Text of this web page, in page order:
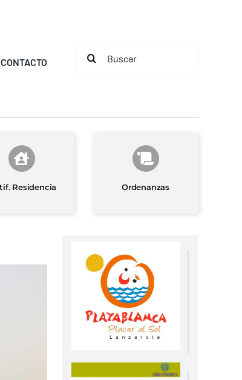
CONTACTO
Buscar:
Residencia Ordenanzas